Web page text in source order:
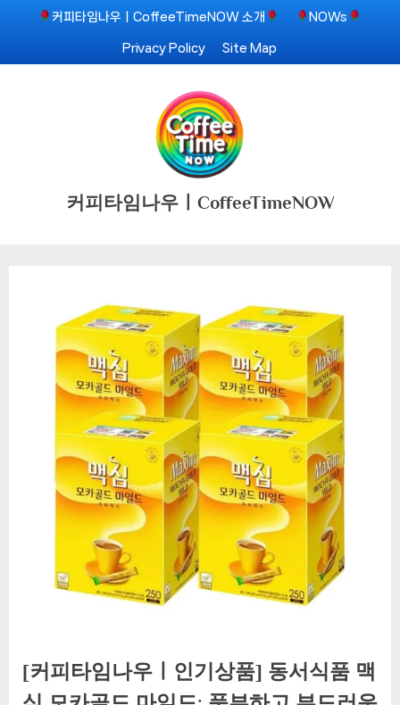
content
커피타임나우ㅣCoffeeTimeNOW 소개 NOWs
Privacy Policy Site Map
커피타임나우ㅣCoffeeTimeNOW
[커피타임나우ㅣ인기상품] 동서식품 맥